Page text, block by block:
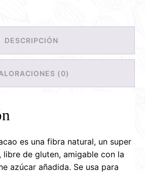
DESCRIPCIÓN
(0)
es una fibra natural, un super
libre de gluten, amigable con la
azúcar añadida. Se usa para